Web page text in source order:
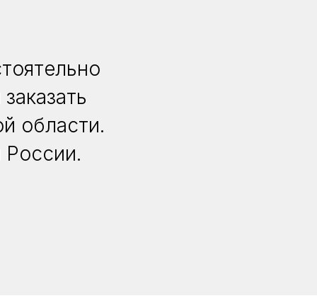
области.
России.